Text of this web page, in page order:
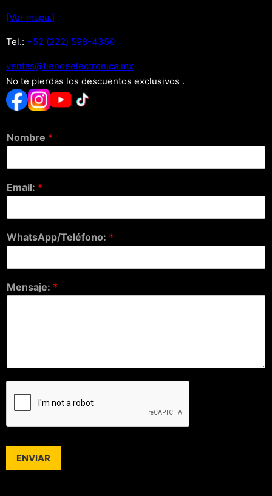
[Ver mapa.]
Tel.: +52 (222) 598-4350
xm.acinortceleedneit@satnev
No te pierdas los descuentos exclusivos .
Nombre *
Email: *
WhatsApp/Teléfono: *
Mensaje: *
ENVIAR